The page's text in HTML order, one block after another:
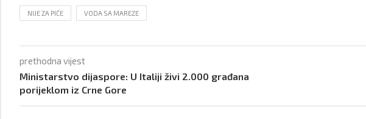
NIJE ZA PIĆE VODA SA MAREZE
prethodna vijest
Ministarstvo dijaspore: U Italiji živi 2.000 građana
porijeklom iz Crne Gore